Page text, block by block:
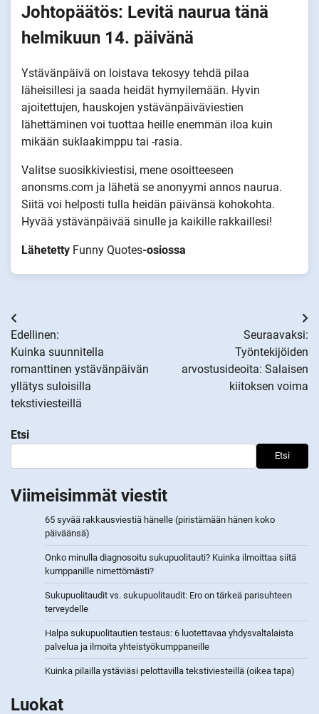
Johtopäätös: Levitä naurua tänä
helmikuun 14. päivänä
Ystävänpäivä on loistava tekosyy tehdä pilaa
läheisillesi ja saada heidät hymyilemään. Hyvin
ajoitettujen, hauskojen ystävänpäiväviestien
lähettäminen voi tuottaa heille enemmän iloa kuin
mikään suklaakimppu tai -rasia.
Valitse suosikkiviestisi, mene osoitteeseen
anonsms.com ja lähetä se anonyymi annos naurua.
Siitä voi helposti tulla heidän päivänsä kohokohta.
Hyvää ystävänpäivää sinulle ja kaikille rakkaillesi!
Lähetetty Funny Quotes-osiossa
Artikkelien
selaus
Edellinen:
Kuinka suunnitella
romanttinen ystävänpäivän
yllätys suloisilla
tekstiviesteillä
Seuraavaksi:
Työntekijöiden
arvostusideoita: Salaisen
kiitoksen voima
Etsi
Etsi
Viimeisimmät viestit
65 syvää rakkausviestiä hänelle (piristämään hänen koko
päiväänsä)
Onko minulla diagnosoitu sukupuolitauti? Kuinka ilmoittaa siitä
kumppanille nimettömästi?
Sukupuolitaudit vs. sukupuolitaudit: Ero on tärkeä parisuhteen
terveydelle
Halpa sukupuolitautien testaus: 6 luotettavaa yhdysvaltalaista
palvelua ja ilmoita yhteistyökumppaneille
Kuinka pilailla ystäviäsi pelottavilla tekstiviesteillä (oikea tapa)
Luokat